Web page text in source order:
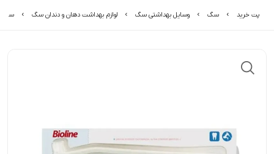
پت خرید سگ وسایل بهداشتی سگ لوازم بهداشت دهان و دندان سگ ست